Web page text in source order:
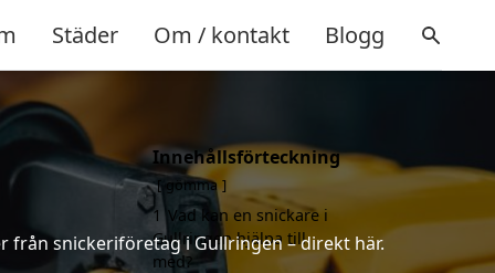
Städer Om / kontakt Blogg
från snickeriföretag i Gullringen – direkt här.
Innehållsförteckning
gömma
1 Vad kan en snickare i
Gullringen hjälpa till
med?